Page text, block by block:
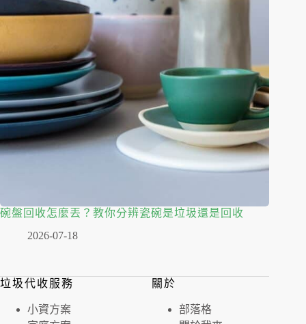
碗盤回收怎麼丟？教你分辨瓷碗是垃圾還是回收
2026-07-18
垃圾代收服務
⼩資⽅案
關於
部落格